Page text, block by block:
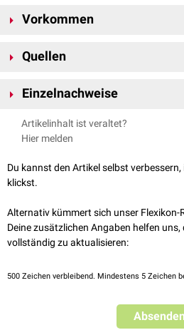
einem kausalen Zusammenhang
beschreiben, wurde der Begriff "
Enzephalopathie
Vorkommen
können, zählen z.B.:
Lennox-Gastaut-Syndrom
Ohtahara-Syndrom
CWS-Syndrom
frühe myoklonische Enzephalopathie
Doose-Syndrom
eigentlich eher gutartig verlaufender
bei derRolando-Epilepsie.
Quellen
abgerufen am 04.06.2024
Einzelnachweise
Specchio et al.,
Developmental and
what we do and do not know
Artikelinhalt ist veraltet?
Hier melden
Du kannst den Artikel selbst
klickst.
Alternativ kümmert sich unser
Deine zusätzlichen Angaben helfen
vollständig zu aktualisieren:
500 Zeichen verbleibend. Mindestens 5 Zeichen
Absenden